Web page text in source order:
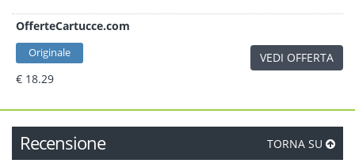
OfferteCartucce.com
Originale
€ 18.29
VEDI OFFERTA
Recensione TORNA SU